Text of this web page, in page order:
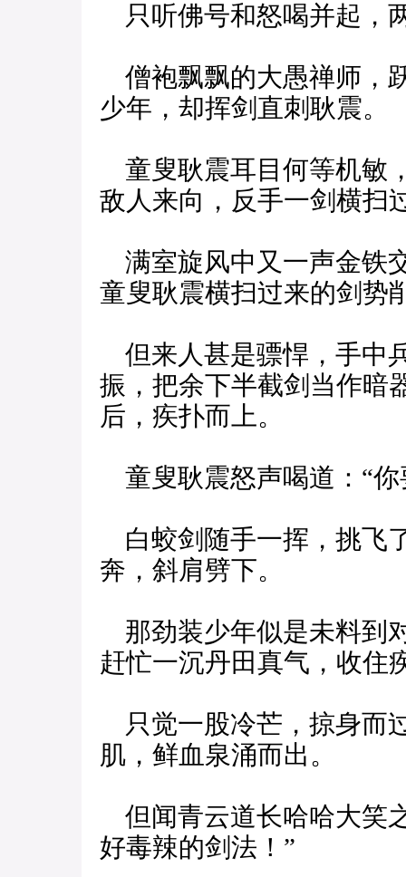
只听佛号和怒喝并起，
僧袍飘飘的大愚禅师，
少年，却挥剑直刺耿震。
童叟耿震耳目何等机敏
敌人来向，反手一剑横扫
满室旋风中又一声金铁
童叟耿震横扫过来的剑势
但来人甚是骠悍，手中
振，把余下半截剑当作暗
后，疾扑而上。
童叟耿震怒声喝道：“你
白蛟剑随手一挥，挑飞
奔，斜肩劈下。
那劲装少年似是未料到
赶忙一沉丹田真气，收住
只觉一股冷芒，掠身而
肌，鲜血泉涌而出。
但闻青云道长哈哈大笑
好毒辣的剑法！”